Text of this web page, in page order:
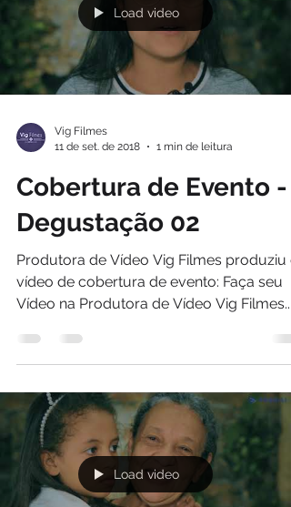
Load video
Vig Filmes
11 de set. de 2018
1 min de leitura
Cobertura de Evento -
Degustação 02
Produtora de Vídeo Vig Filmes produziu o
vídeo de cobertura de evento: Faça seu
Vídeo na Produtora de Vídeo Vig Filmes....
Load video